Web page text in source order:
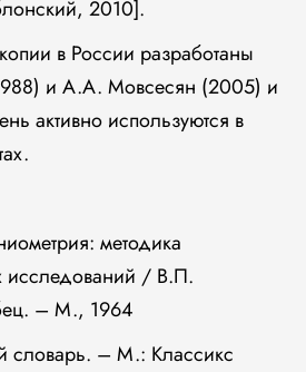
2010].
в России разработаны
и А.А. Мовсесян (2005) и
активно используются в
методика
исследований / В.П.
– М., 1964
словарь. – М.: Классикс